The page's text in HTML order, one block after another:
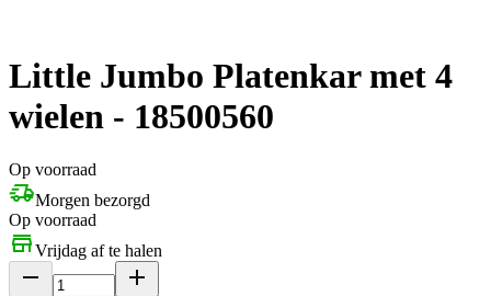
Little Jumbo Platenkar met 4
wielen - 18500560
Op voorraad
Morgen bezorgd
Op voorraad
Vrijdag af te halen